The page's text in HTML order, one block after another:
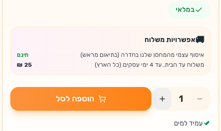
במלאי
🚚אפשרויות משלוח
איסוף עצמי מהמחסן שלנו בחדרה (בתיאום מראש)
חינם
משלוח עד הבית, עד 4 ימי עסקים (כל הארץ)
הוספה לסל
עמיד למים